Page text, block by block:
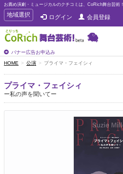
お薦め演劇・ミュージカルのクチコミは、CoRich舞台芸術！
T
o
g
g
e
n
a
i
地域選択 ログイン 会員登録
バナー広告お申込み
HOME 公演 プライマ・フェイシィ
プライマ・フェイシィ
ー私の声を聞いてー